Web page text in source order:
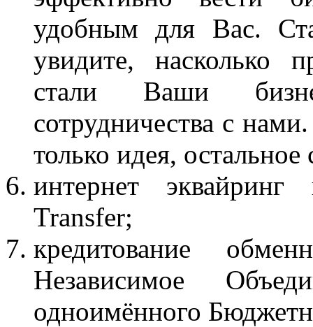
удобным для Вас.
увидите, насколько
стали Ваши
сотрудничества с
только идея,
интернет
Transfer;
кредитование
Независимое
одноимённого